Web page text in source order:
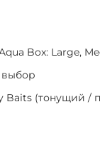
Box: Large,
выбор
Baits (тонущий